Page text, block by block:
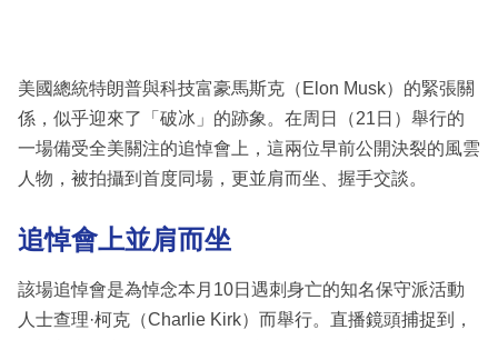
區
美國總統特朗普與科技富豪馬斯克（Elon Musk）的緊張關
係，似乎迎來了「破冰」的跡象。在周日（21日）舉行的
一場備受全美關注的追悼會上，這兩位早前公開決裂的風雲
人物，被拍攝到首度同場，更並肩而坐、握手交談。
追悼會上並肩而坐
該場追悼會是為悼念本月10日遇刺身亡的知名保守派活動
人士查理·柯克（Charlie Kirk）而舉行。直播鏡頭捕捉到，